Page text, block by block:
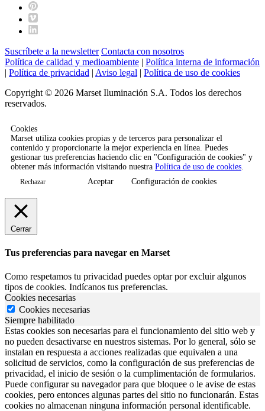
Suscríbete a la newsletter Contacta con nosotros
Política de calidad y medioambiente | Política interna de información
| Política de privacidad | Aviso legal | Política de uso de cookies
Copyright © 2026 Marset Iluminación S.A. Todos los derechos
reservados.
Cookies
Marset utiliza cookies propias y de terceros para personalizar el
contenido y proporcionarte la mejor experiencia en línea. Puedes
gestionar tus preferencias haciendo clic en "Configuración de cookies" y
obtener más información visitando nuestra Política de uso de cookies.
Rechazar Aceptar Configuración de cookies
Cerrar
Tus preferencias para navegar en Marset
Como respetamos tu privacidad puedes optar por excluir algunos
tipos de cookies. Indícanos tus preferencias.
Cookies necesarias
Cookies necesarias
Siempre habilitado
Estas cookies son necesarias para el funcionamiento del sitio web y
no pueden desactivarse en nuestros sistemas. Por lo general, sólo se
instalan en respuesta a acciones realizadas que equivalen a una
solicitud de servicios, como la configuración de sus preferencias de
privacidad, el inicio de sesión o la cumplimentación de formularios.
Puede configurar su navegador para que bloquee o le avise de estas
cookies, pero entonces algunas partes del sitio no funcionarán. Estas
cookies no almacenan ninguna información personal identificable.